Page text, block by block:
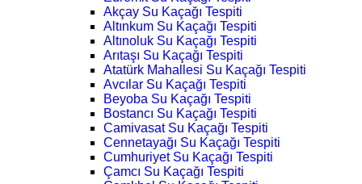
Akçay Su Kaçağı Tespiti
Altınkum Su Kaçağı Tespiti
Altınoluk Su Kaçağı Tespiti
Arıtaşı Su Kaçağı Tespiti
Atatürk Mahallesi Su Kaçağı Tespiti
Avcılar Su Kaçağı Tespiti
Beyoba Su Kaçağı Tespiti
Bostancı Su Kaçağı Tespiti
Camivasat Su Kaçağı Tespiti
Cennetayağı Su Kaçağı Tespiti
Cumhuriyet Su Kaçağı Tespiti
Çamcı Su Kaçağı Tespiti